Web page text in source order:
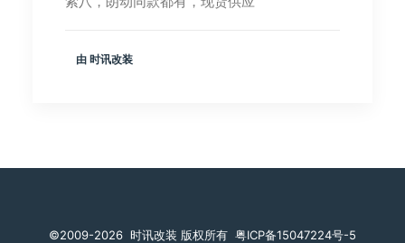
由 时讯改装
©️2009-2026 时讯改装 版权所有 粤ICP备15047224号-5